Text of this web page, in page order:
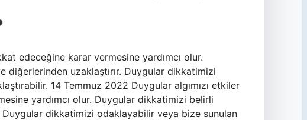
edeceğine karar vermesine yardımcı olur.
uzaklaştırır. Duygular dikkatimizi
14 Temmuz 2022 Duygular algımızı etkiler
yardımcı olur. Duygular dikkatimizi belirli
dikkatimizi odaklayabilir veya bize sunulan